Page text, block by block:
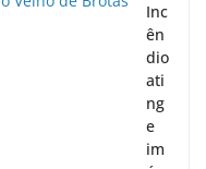
Inc
ên
dio
ati
ng
e
im